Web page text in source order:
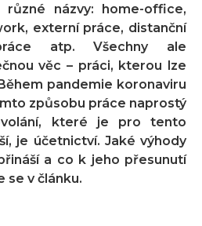
názvy: home-office,
externí práce, distanční
atp. Všechny ale
věc – práci, kterou lze
pandemie koronaviru
způsobu práce naprostý
které je pro tento
je účetnictví. Jaké výhody
a co k jeho přesunutí
se v článku.